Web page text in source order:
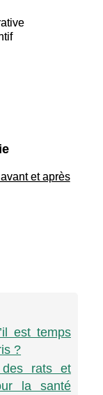
et après
est temps
?
des rats et
la santé